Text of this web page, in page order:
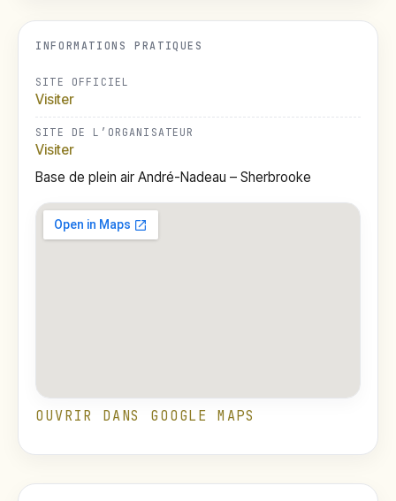
INFORMATIONS PRATIQUES
SITE OFFICIEL
Visiter
SITE DE L’ORGANISATEUR
Visiter
Base de plein air André-Nadeau – Sherbrooke
OUVRIR DANS GOOGLE MAPS